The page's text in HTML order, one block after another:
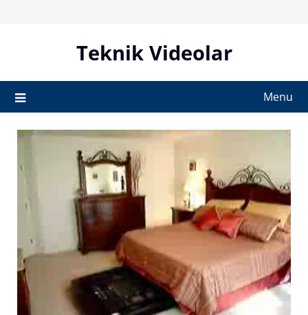
Teknik Videolar
Menu